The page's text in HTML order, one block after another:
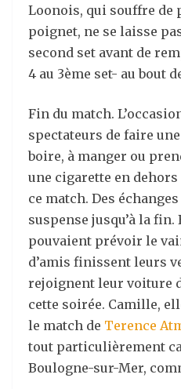
Loonois, qui souffre de
poignet, ne se laisse
second set avant de
4 au 3ème set- au bout
Fin du match.
spectateurs de faire
boire, à manger ou
une cigarette en dehors
ce match. Des
suspense jusqu’à la
pouvaient prévoir le
d’amis finissent leurs
rejoignent leur voiture
cette soirée. Camille,
le match de Terence
tout particulièrement
Boulogne-sur-Mer,